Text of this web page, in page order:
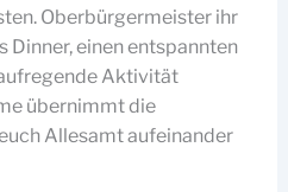
Oberbürgermeister ihr
Dinner, einen entspannten
Aktivität
übernimmt die
Allesamt aufeinander